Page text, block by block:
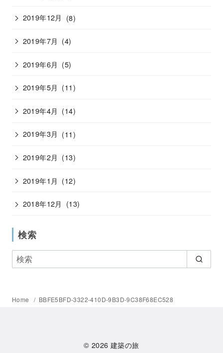
2019年12月 (8)
2019年7月 (4)
2019年6月 (5)
2019年5月 (11)
2019年4月 (14)
2019年3月 (11)
2019年2月 (13)
2019年1月 (12)
2018年12月 (13)
検索
Home BBFE5BFD-3322-410D-9B3D-9C38F68EC528
© 2026建築の旅